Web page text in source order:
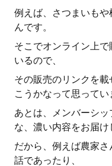
例えば、さつまいも
んです。
そこでオンライン上
いるので、
その販売のリンクを
こうかなって思ってい
あとは、メンバーシ
な、濃い内容をお届け
だから、例えば農家
話であったり、